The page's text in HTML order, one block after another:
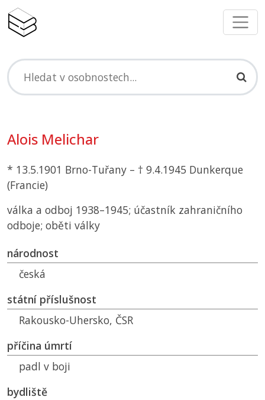
Alois Melichar
* 13.5.1901 Brno-Tuřany – † 9.4.1945 Dunkerque
(Francie)
válka a odboj 1938–1945; účastník zahraničního
odboje; oběti války
národnost
česká
státní příslušnost
Rakousko-Uhersko, ČSR
příčina úmrtí
padl v boji
bydliště